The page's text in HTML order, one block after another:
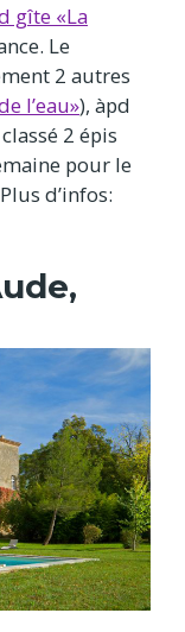
gîte «La
Le
2 autres
l’eau»), àpd
2 épis
pour le
d’infos: